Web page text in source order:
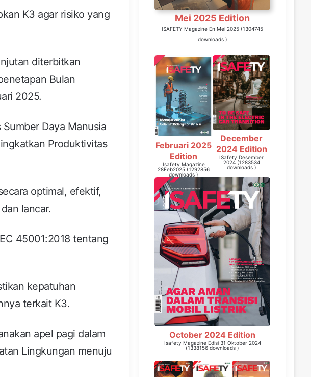
K3 agar risiko yang
diterbitkan
Bulan
2025.
Daya Manusia
Produktivitas
optimal, efektif,
lancar.
45001:2018 tentang
kepatuhan
terkait K3.
apel pagi dalam
Lingkungan menuju
Mei 2025 Edition
ISAFETY Magazine En Mei 2025 (1304745
downloads )
Februari 2025
Edition
Isafety Magazine
28Feb2025 (1292856
downloads )
December
2024 Edition
ISafety Desember
2024 (1283534
downloads )
October 2024 Edition
Isafety Magazine Edisi 31 Oktober 2024
(1338156 downloads )